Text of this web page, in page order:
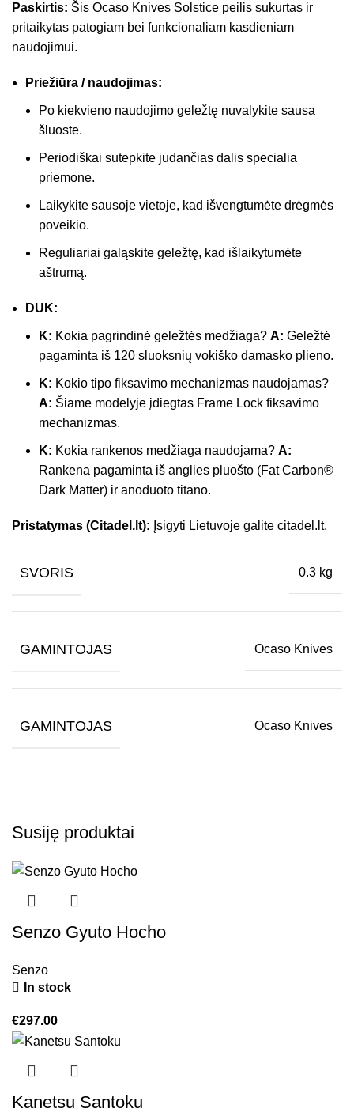
Paskirtis: Šis Ocaso Knives Solstice peilis sukurtas ir
pritaikytas patogiam bei funkcionaliam kasdieniam
naudojimui.
Priežiūra / naudojimas:
Po kiekvieno naudojimo geležtę nuvalykite sausa
šluoste.
Periodiškai sutepkite judančias dalis specialia
priemone.
Laikykite sausoje vietoje, kad išvengtumėte drėgmės
poveikio.
Reguliariai galąskite geležtę, kad išlaikytumėte
aštrumą.
DUK:
K: Kokia pagrindinė geležtės medžiaga? A: Geležtė
pagaminta iš 120 sluoksnių vokiško damasko plieno.
K: Kokio tipo fiksavimo mechanizmas naudojamas?
A: Šiame modelyje įdiegtas Frame Lock fiksavimo
mechanizmas.
K: Kokia rankenos medžiaga naudojama? A:
Rankena pagaminta iš anglies pluošto (Fat Carbon®
Dark Matter) ir anoduoto titano.
Pristatymas (Citadel.lt): Įsigyti Lietuvoje galite citadel.lt.
SVORIS 0.3 kg
GAMINTOJAS Ocaso Knives
GAMINTOJAS Ocaso Knives
Susiję produktai
Senzo Gyuto Hocho
Senzo
In stock
€297.00
Kanetsu Santoku